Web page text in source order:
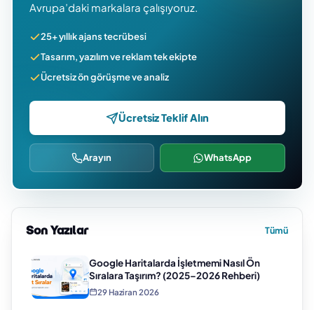
Avrupa’daki markalara çalışıyoruz.
25+ yıllık ajans tecrübesi
Tasarım, yazılım ve reklam tek ekipte
Ücretsiz ön görüşme ve analiz
Ücretsiz Teklif Alın
Arayın WhatsApp
Son Yazılar Tümü
Google Haritalarda İşletmemi Nasıl Ön
Sıralara Taşırım? (2025–2026 Rehberi)
29 Haziran 2026